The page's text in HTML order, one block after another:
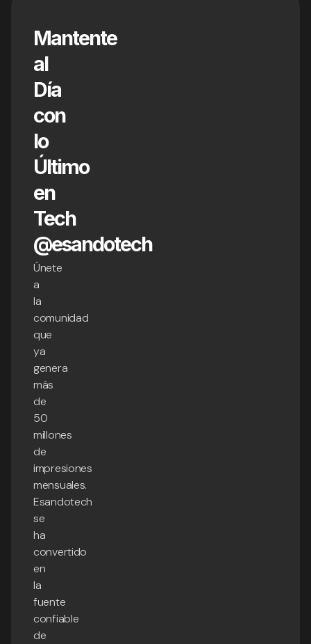
Mantente
al
Día
con
lo
Último
en
Tech
@esandotech
Únete
a
la
comunidad
que
ya
genera
más
de
50
millones
de
impresiones
mensuales.
Esandotech
se
ha
convertido
en
la
fuente
confiable
de